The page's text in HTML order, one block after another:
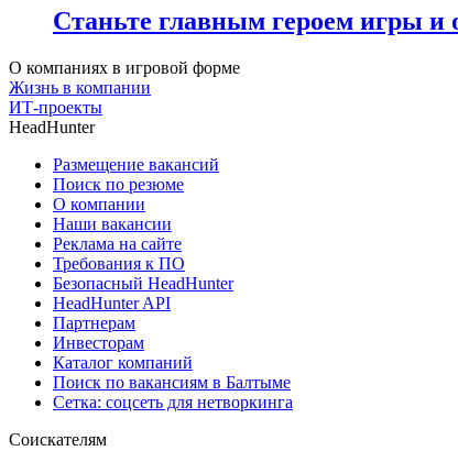
Станьте главным героем игры и
О компаниях в игровой форме
Жизнь в компании
ИТ-проекты
HeadHunter
Размещение вакансий
Поиск по резюме
О компании
Наши вакансии
Реклама на сайте
Требования к ПО
Безопасный HeadHunter
HeadHunter API
Партнерам
Инвесторам
Каталог компаний
Поиск по вакансиям в Балтыме
Сетка: соцсеть для нетворкинга
Соискателям